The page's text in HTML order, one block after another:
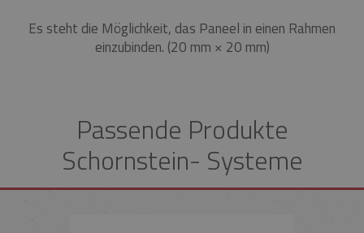
Es steht die Möglichkeit, das Paneel in einen Rahmen
einzubinden. (20 mm × 20 mm)
Passende Produkte
Schornstein- Systeme